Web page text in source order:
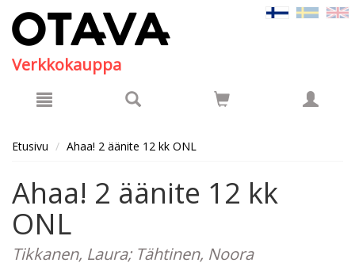
Verkkokauppa
Etusivu Ahaa! 2 äänite 12 kk ONL
Ahaa! 2 äänite 12 kk
ONL
Tikkanen, Laura; Tähtinen, Noora